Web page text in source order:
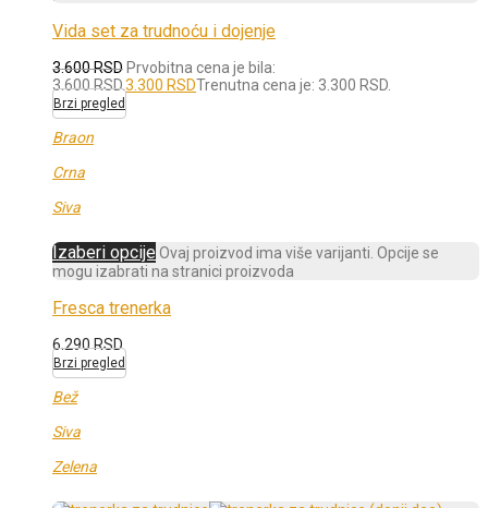
Vida set za trudnoću i dojenje
3.600RSD Prvobitna cena je bila:
3.600 RSD.3.300 RSDTrenutna cena je: 3.300 RSD.
Brzi pregled
Braon
Crna
Siva
Izaberi opcije Ovaj proizvod ima više varijanti. Opcije se
mogu izabrati na stranici proizvoda
Fresca trenerka
6.290RSD
Brzi pregled
Bež
Siva
Zelena